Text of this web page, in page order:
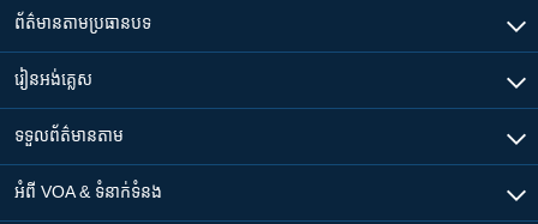
ព័ត៌មាន​តាមប្រធានបទ​
រៀន​​អង់គ្លេស
ទទួល​ព័ត៌មាន​តាម
អំពី​ VOA & ទំនាក់ទំនង